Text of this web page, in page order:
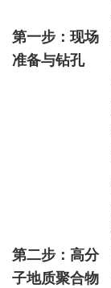
第一步：现场
准备与钻孔
第二步：高分
子地质聚合物